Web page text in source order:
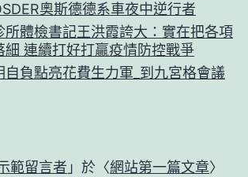
奧斯德德系車夜中逆行者
所體檢書記王洪霞誇大：實在把各項
細 連續打好打贏疫情防控戰爭
自負點亮花費生力軍_到九宮格會議
範留言者 」於〈網站第一篇文章〉